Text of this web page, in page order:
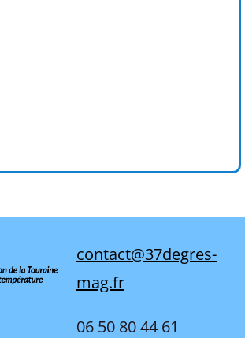
contact@37degres-
mag.fr
06 50 80 44 61